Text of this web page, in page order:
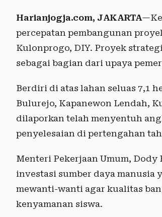
Harianjogja.com, JAKARTA
percepatan pembangunan
Kulonprogo, DIY. Proyek
sebagai bagian dari upaya
Berdiri di atas lahan seluas 7,1
Bulurejo, Kapanewon Lendah,
dilaporkan telah menyentuh
penyelesaian di pertengahan
Menteri Pekerjaan Umum,
investasi sumber daya manusia
mewanti-wanti agar kualitas
kenyamanan siswa.